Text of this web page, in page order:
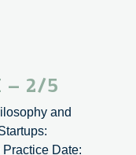
– 2/5
and
Date: